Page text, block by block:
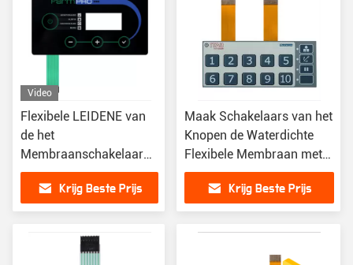
Video
Flexibele LEIDENE van
de het
Membraanschakelaar
van FPC Backlight
Ingebedde Verlichte
Membraanschakelaar
Krijg Beste Prijs
Maak Schakelaars van het
Knopen de Waterdichte
Flexibele Membraan met
leiden in reliëf
Krijg Beste Prijs